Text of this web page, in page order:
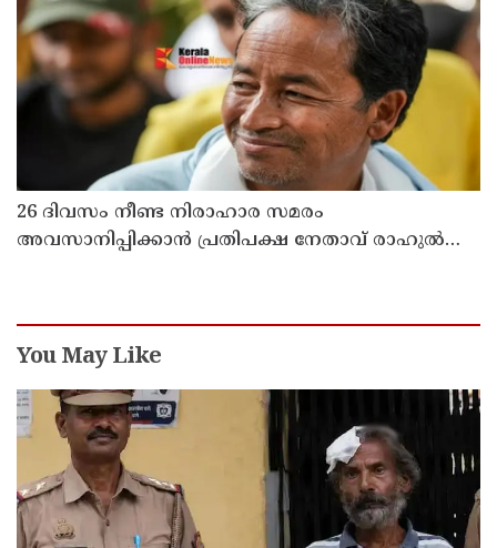
അധ്യാപികക്കെതിരെ പരാതിയുമായിബന്ധുക്കൾ
26 ദിവസം നീണ്ട നിരാഹാര സമരം
അവസാനിപ്പിക്കാൻ പ്രതിപക്ഷ നേതാവ് രാഹുൽ
You May Like